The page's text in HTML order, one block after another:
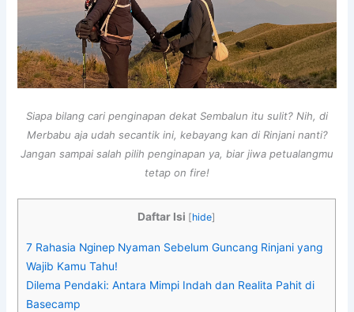
Siapa bilang cari penginapan dekat Sembalun itu sulit? Nih, di
Merbabu aja udah secantik ini, kebayang kan di Rinjani nanti?
Jangan sampai salah pilih penginapan ya, biar jiwa petualangmu
tetap on fire!
Daftar Isi [hide]
7 Rahasia Nginep Nyaman Sebelum Guncang Rinjani yang
Wajib Kamu Tahu!
Dilema Pendaki: Antara Mimpi Indah dan Realita Pahit di
Basecamp